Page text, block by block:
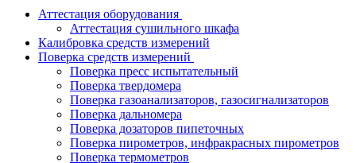
Аттестация оборудования
Аттестация сушильного шкафа
Калибровка средств измерений
Поверка средств измерений
Поверка пресс испытательный
Поверка твердомера
Поверка газоанализаторов, газосигнализаторов
Поверка дальномера
Поверка дозаторов пипеточных
Поверка пирометров, инфракрасных пирометров
Поверка термометров